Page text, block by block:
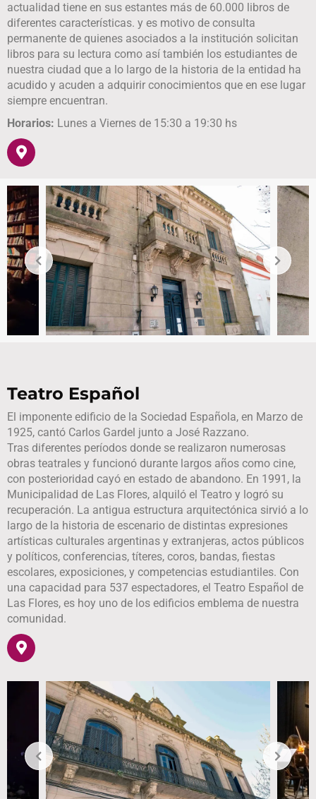
actualidad tiene en sus estantes más de 60.000 libros de
diferentes características. y es motivo de consulta
permanente de quienes asociados a la institución solicitan
libros para su lectura como así también los estudiantes de
nuestra ciudad que a lo largo de la historia de la entidad ha
acudido y acuden a adquirir conocimientos que en ese lugar
siempre encuentran.
Horarios: Lunes a Viernes de 15:30 a 19:30 hs
Teatro Español
El imponente edificio de la Sociedad Española, en Marzo de
1925, cantó Carlos Gardel junto a José Razzano.
Tras diferentes períodos donde se realizaron numerosas
obras teatrales y funcionó durante largos años como cine,
con posterioridad cayó en estado de abandono. En 1991, la
Municipalidad de Las Flores, alquiló el Teatro y logró su
recuperación. La antigua estructura arquitectónica sirvió a lo
largo de la historia de escenario de distintas expresiones
artísticas culturales argentinas y extranjeras, actos públicos
y políticos, conferencias, títeres, coros, bandas, fiestas
escolares, exposiciones, y competencias estudiantiles. Con
una capacidad para 537 espectadores, el Teatro Español de
Las Flores, es hoy uno de los edificios emblema de nuestra
comunidad.